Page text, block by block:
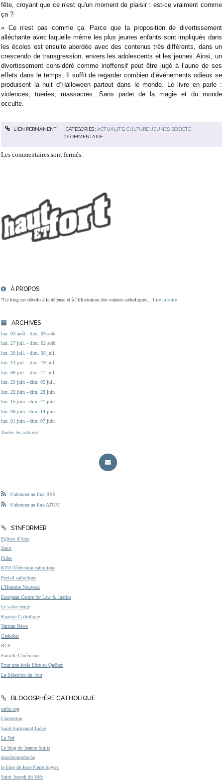
À PROPOS
"Ce blog est dévolu à la défense et à l'illustration des valeurs catholiques... Lire la suite
ARCHIVES
lun. 03 août - dim. 09 août
lun. 27 juil. - dim. 02 août
lun. 20 juil. - dim. 26 juil.
lun. 13 juil. - dim. 19 juil.
lun. 06 juil. - dim. 12 juil.
lun. 29 juin - dim. 05 juil.
lun. 22 juin - dim. 28 juin
lun. 15 juin - dim. 21 juin
lun. 08 juin - dim. 14 juin
lun. 01 juin - dim. 07 juin
Toutes les archives
S'abonner au flux RSS
S'abonner au flux ATOM
S'INFORMER
Eglises d'Asie
Zenit
Fides
KTO Télévision catholique
Portail catholique
L'Homme Nouveau
European Centre for Law & Justice
Le salon beige
Riposte Catholique
Vatican News
Cathobel
RCF
Famille Chrétienne
Pour une école libre au Québec
La Sélection du Jour
BLOGOSPHÈRE CATHOLIQUE
catho.org
Chesterton
Saint-Sacrement Liège
La Nef
Le blog de Jeanne Smits
donchristophe.be
le blog de Jean-Pierre Snyers
Saint Joseph du Web
fête, croyant que ce n'est qu'un moment de plaisir : est-ce vraiment comme
ça ?
« Ce n'est pas comme ça. Parce que la proposition de divertissement
alléchante avec laquelle même les plus jeunes enfants sont impliqués dans
les écoles est ensuite abordée avec des contenus très différents, dans un
crescendo de transgression, envers les adolescents et les jeunes. Ainsi, un
divertissement considéré comme inoffensif peut être jugé à l’aune de ses
effets dans le temps. Il suffit de regarder combien d’événements odieux se
produisent la nuit d’Halloween partout dans le monde. Le livre en parle :
violences, tueries, massacres. Sans parler de la magie et du monde
occulte.
LIEN PERMANENT CATÉGORIES :ACTUALITÉ, CULTURE, JEUNES, SOCIÉTÉ
0 COMMENTAIRE
Les commentaires sont fermés.